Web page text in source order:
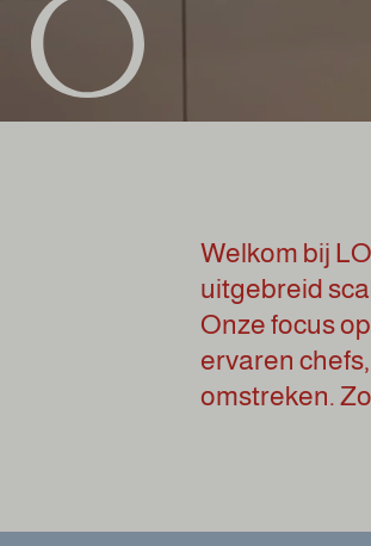
Welkom bij
uitgebreid
Onze focus
ervaren
omstreken.